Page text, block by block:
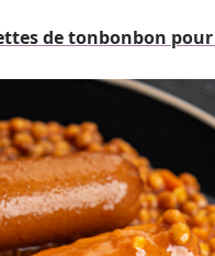
de tonbonbon